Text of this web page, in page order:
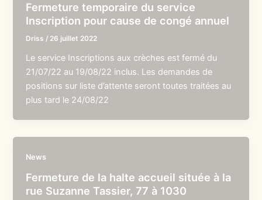
Fermeture temporaire du service
Inscription pour cause de congé annuel
Driss / 26 juillet 2022
Le service Inscriptions aux crèches est fermé du
21/07/22 au 19/08/22 inclus. Les demandes de
positions sur liste d’attente seront toutes traitées au
plus tard le 24/08/22
News
Fermeture de la halte accueil située à la
rue Suzanne Tassier, 77 à 1030